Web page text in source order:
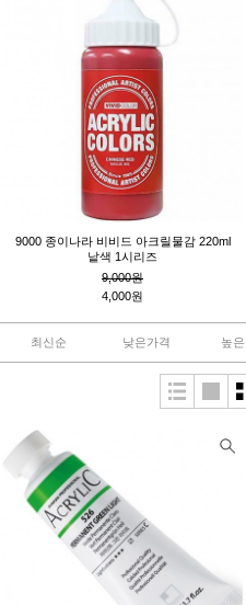
9000 종이나라 비비드 아크릴물감 220ml
낱색 1시리즈
9,000원
4,000원
최신순 낮은가격 높